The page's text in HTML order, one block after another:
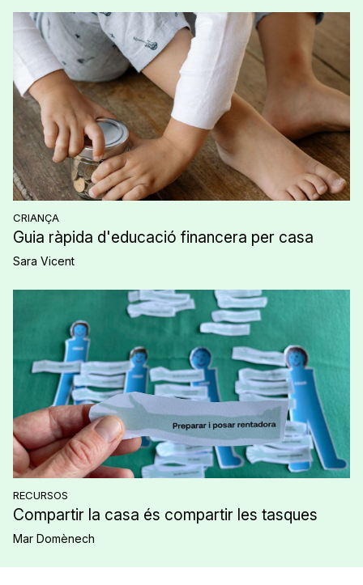
CRIANÇA
Guia ràpida d'educació financera per casa
Sara Vicent
RECURSOS
Compartir la casa és compartir les tasques
Mar Domènech